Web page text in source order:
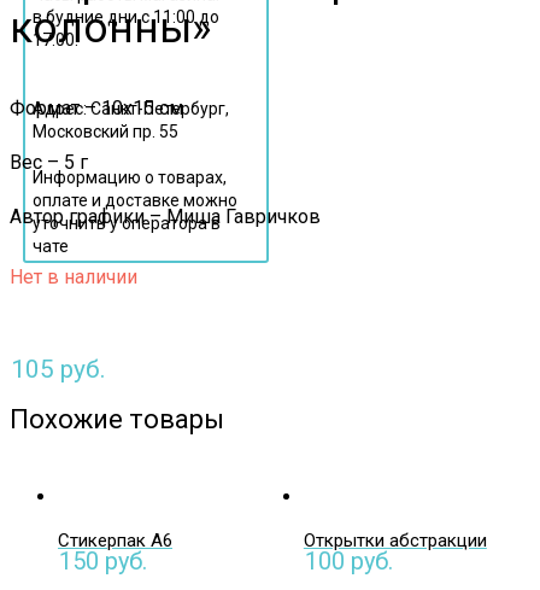
в будние дни с 11:00 до
17:00.
Адрес: Санкт-Петербург,
Московский пр. 55
Информацию о товарах,
оплате и доставке можно
уточнить у оператора в
чате
колонны»
Формат – 10х15 см
Вес – 5 г
Автор графики – Миша Гавричков
Нет в наличии
105 руб.
Похожие товары
Cтикерпак А6
150 руб.
Открытки абстракции
100 руб.